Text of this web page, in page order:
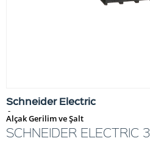
Schneider Electric
-
Alçak Gerilim ve Şalt
SCHNEIDER ELECTRIC